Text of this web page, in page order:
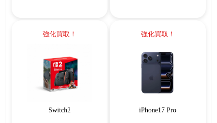
強化買取！
Switch2
強化買取！
iPhone17 Pro